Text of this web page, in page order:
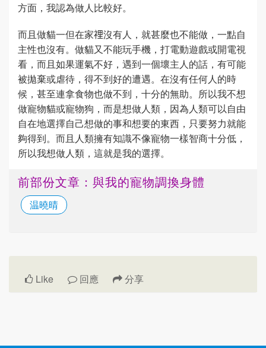
方面，我認為做人比較好。
而且做貓一但在家𥚃沒有人，就甚麼也不能做，一點自
主性也沒有。做貓又不能玩手機，打電動遊戲或開電視
看，而且如果運氣不好，遇到一個壞主人的話，有可能
被拋棄或虐待，得不到好的遭遇。在沒有任何人的時
候，甚至連拿食物也做不到，十分的無助。所以我不想
做寵物貓或寵物狗，而是想做人類，因為人類可以自由
自在地選擇自己想做的事和想要的東西，只要努力就能
夠得到。而且人類擁有知識不像寵物一樣智商十分低，
所以我想做人類，這就是我的選擇。
前部份文章：與我的寵物調換身體
温曉晴
Like 回應 分享